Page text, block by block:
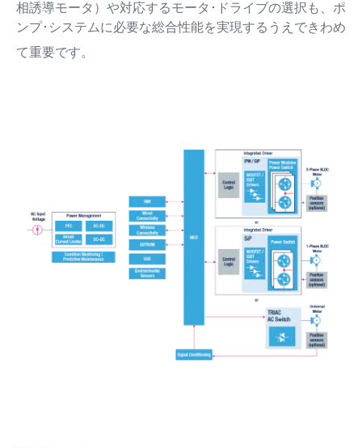
相誘導モータ）や対応するモータ･ドライブの選択も、ポ
ンプ･システムに必要な総合性能を実現するうえできわめ
て重要です。